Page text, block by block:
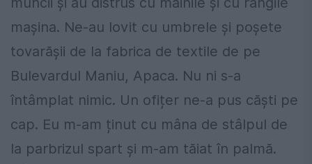
mașina. Ne-au lovit cu umbrele și poșete
tovarășii de la fabrica de textile de pe
Bulevardul Maniu, Apaca. Nu ni s-a
întâmplat nimic. Un ofițer ne-a pus căști pe
cap. Eu m-am ținut cu mâna de stâlpul de
la parbrizul spart și m-am tăiat în palmă.